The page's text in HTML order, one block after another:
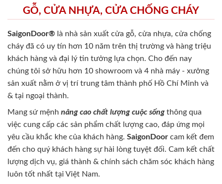
GỖ, CỬA NHỰA, CỬA CHỐNG CHÁY
SaigonDoor® là nhà sản xuất cửa gỗ, cửa nhựa, cửa chống
cháy đã có uy tín hơn 10 năm trên thị trường và hàng triệu
khách hàng và đại lý tin tưởng lựa chọn. Cho đến nay
chúng tôi sở hữu hơn 10 showroom và 4 nhà máy - xưởng
sản xuất nằm ở vị trí trung tâm thành phố Hồ Chí Minh và
& tại ngoại thành.
Mang sứ mệnh nâng cao chất lượng cuộc sốngthông qua
việc cung cấp các sản phẩm chất lượng cao, đáp ứng mọi
yêu cầu khắc khe của khách hàng. SaigonDoor cam kết đem
đến cho quý khách hàng sự hài lòng tuyệt đối. Cam kết chất
lượng dịch vụ, giá thành & chính sách chăm sóc khách hàng
luôn tốt nhất tại Việt Nam.